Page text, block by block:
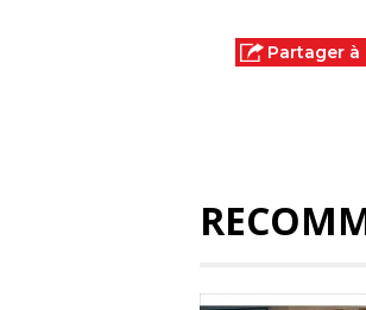
Partager